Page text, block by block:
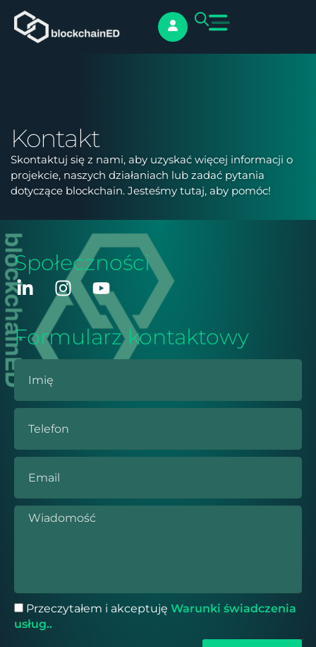
Kontakt
Skontaktuj się z nami, aby uzyskać więcej informacji o
projekcie, naszych działaniach lub zadać pytania
dotyczące blockchain. Jesteśmy tutaj, aby pomóc!
Społeczności
Formularz kontaktowy
Przeczytałem i akceptuję Warunki świadczenia
usług..